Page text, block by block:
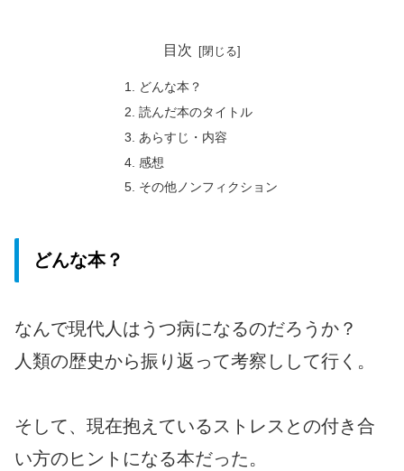
目次
どんな本？
読んだ本のタイトル
あらすじ・内容
感想
その他ノンフィクション
どんな本？
なんで現代人はうつ病になるのだろうか？
人類の歴史から振り返って考察しして行く。
そして、現在抱えているストレスとの付き合
い方のヒントになる本だった。